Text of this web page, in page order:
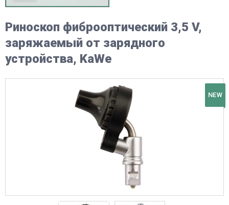
Риноскоп фиброоптический 3,5 V,
заряжаемый от зарядного
устройства, KaWe
NEW